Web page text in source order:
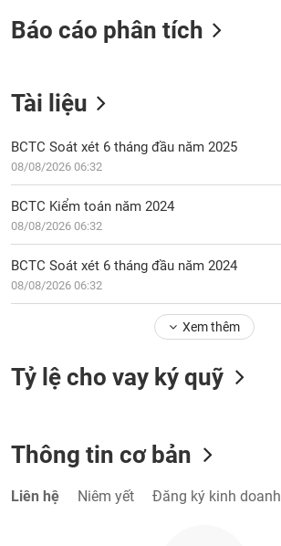
Báo cáo phân tích
Tài liệu
BCTC Soát xét 6 tháng đầu năm 2025
08/08/2026 06:32
BCTC Kiểm toán năm 2024
08/08/2026 06:32
BCTC Soát xét 6 tháng đầu năm 2024
08/08/2026 06:32
Xem thêm
Tỷ lệ cho vay ký quỹ
Thông tin cơ bản
Liên hệ Niêm yết Đăng ký kinh doanh